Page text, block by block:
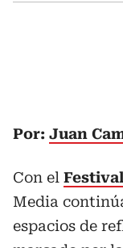
Por: Juan
Con el
Media
espacios de